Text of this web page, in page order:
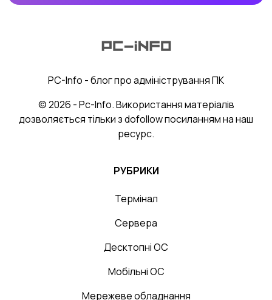
PC-Info - блог про адміністрування ПК
© 2026 - Pc-Info. Використання матеріалів
дозволяється тільки з dofollow посиланням на наш
ресурс.
РУБРИКИ
Термінал
Сервера
Десктопні ОС
Мобільні ОС
Мережеве обладнання